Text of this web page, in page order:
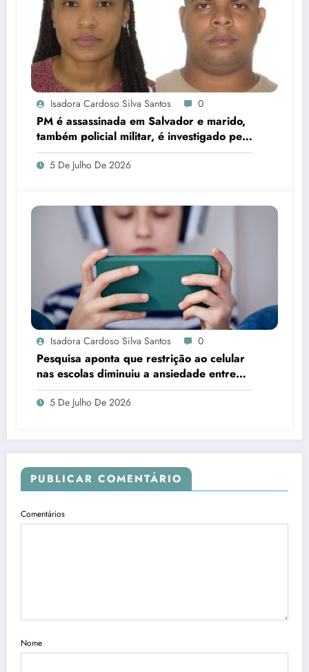
Isadora Cardoso Silva Santos 0
PM é assassinada em Salvador e marido,
também policial militar, é investigado pelo
crime
5 De Julho De 2026
Isadora Cardoso Silva Santos 0
Pesquisa aponta que restrição ao celular
nas escolas diminuiu a ansiedade entre
estudantes
5 De Julho De 2026
PUBLICAR COMENTÁRIO
Comentários
Nome